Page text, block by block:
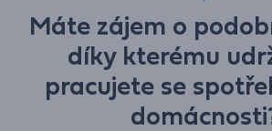
Máte zájem o
díky kterému
pracujete se